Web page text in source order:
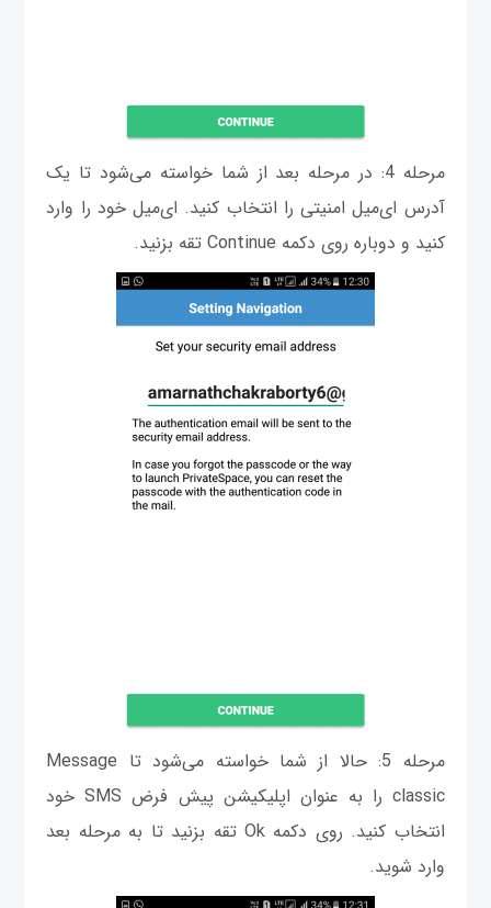
مرحله 4: در مرحله بعد از شما خواسته می‌شود تا یک
آدرس ای‌میل امنیتی را انتخاب کنید. ای‌میل خود را وارد
کنید و دوباره روی دکمه Continue تقه بزنید.
مرحله 5: حالا از شما خواسته می‌شود تا Message
classic را به عنوان اپلیکیشن پیش فرض SMS خود
انتخاب کنید. روی دکمه Ok تقه بزنید تا به مرحله بعد
وارد شوید.